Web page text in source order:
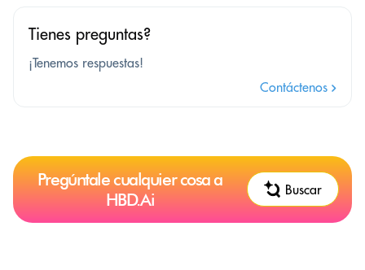
Tienes preguntas?
¡Tenemos respuestas!
Contáctenos
Pregúntale cualquier cosa a
HBD.Ai
Buscar